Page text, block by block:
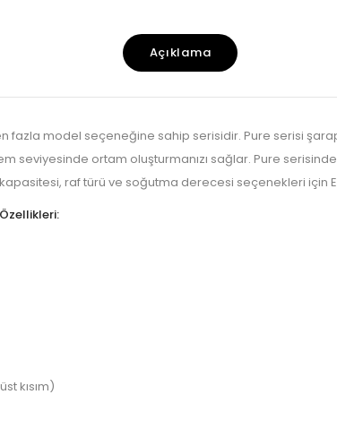
Açıklama
fazla model seçeneğine sahip serisidir. Pure serisi
seviyesinde ortam oluşturmanızı sağlar. Pure
raf türü ve soğutma derecesi seçenekleri
kısım)